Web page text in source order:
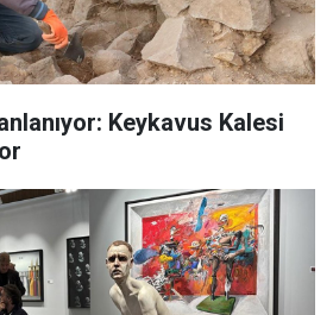
Keykavus Kalesi